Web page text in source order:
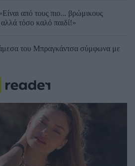
από τους πιο... βρώμικους
τόσο καλό παιδί!»
του Μπραγκάντσα σύμφωνα με